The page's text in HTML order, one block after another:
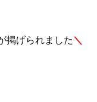
掲げられました ＼